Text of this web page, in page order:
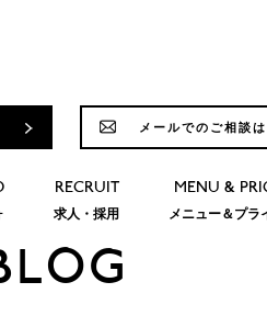
メールでのご相談
RECRUIT
求人・採用
MENU &
メニュー＆プラ